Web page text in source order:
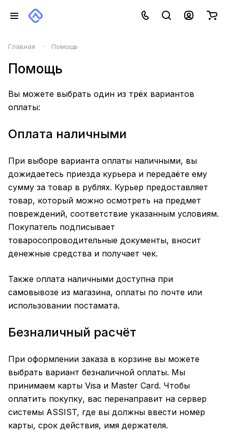
Главная – Помощь
Помощь
Вы можете выбрать один из трёх вариантов
оплаты:
Оплата наличными
При выборе варианта оплаты наличными, вы
дожидаетесь приезда курьера и передаёте ему
сумму за товар в рублях. Курьер предоставляет
товар, который можно осмотреть на предмет
повреждений, соответствие указанным условиям.
Покупатель подписывает
товаросопроводительные документы, вносит
денежные средства и получает чек.
Также оплата наличными доступна при
самовывозе из магазина, оплаты по почте или
использовании постамата.
Безналичный расчёт
При оформлении заказа в корзине вы можете
выбрать вариант безналичной оплаты. Мы
принимаем карты Visa и Master Card. Чтобы
оплатить покупку, вас перенаправит на сервер
системы ASSIST, где вы должны ввести номер
карты, срок действия, имя держателя.